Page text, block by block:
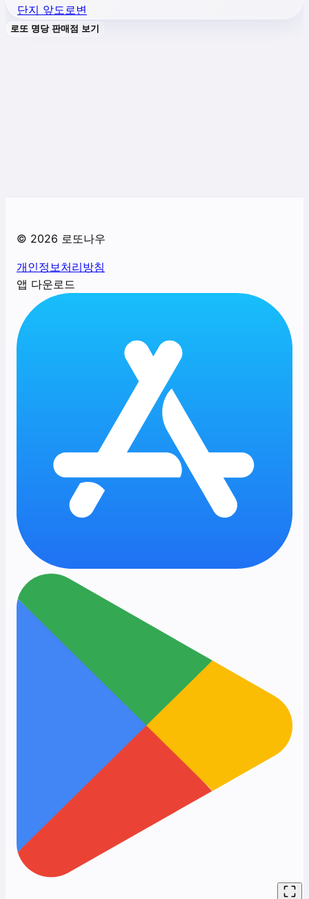
단지 앞도로변
로또 명당 판매점 보기
© 2026 로또나우
개인정보처리방침
앱 다운로드